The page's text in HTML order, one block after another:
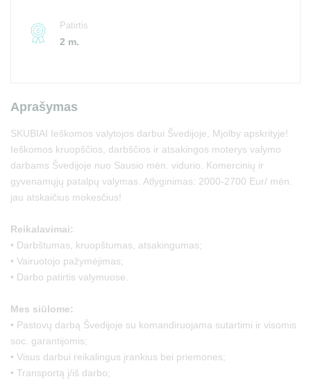
Patirtis
2 m.
Aprašymas
SKUBIAI Ieškomos valytojos darbui Švedijoje, Mjolby apskrityje!
Ieškomos kruopščios, darbščios ir atsakingos moterys valymo
darbams Švedijoje nuo Sausio mėn. vidurio. Komercinių ir
gyvenamųjų patalpų valymas. Atlyginimas: 2000-2700 Eur/ mėn.
jau atskaičius mokesčius!
Reikalavimai:
• Darbštumas, kruopštumas, atsakingumas;
• Vairuotojo pažymėjimas;
• Darbo patirtis valymuose.
Mes siūlome:
• Pastovų darbą Švedijoje su komandiruojama sutartimi ir visomis
soc. garantijomis;
• Visus darbui reikalingus įrankius bei priemones;
• Transportą į/iš darbo;